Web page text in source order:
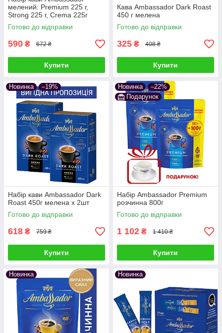
мелений: Premium 225 г,
Strong 225 г, Crema 225г
Готово до відправки
590 ₴ 672 ₴
Купити
Кава Ambassador Dark Roast
450 г мелена
Готово до відправки
325 ₴ 408 ₴
Купити
Новинка –19%
Набір кави Ambassador Dark
Roast 450г мелена х 2шт
Готово до відправки
618 ₴ 759 ₴
Купити
Новинка
–22%
Подарунок
Набір Ambassador Premium
розчинна 800г
Готово до відправки
1 102 ₴ 1 410 ₴
Купити
Новинка Новинка